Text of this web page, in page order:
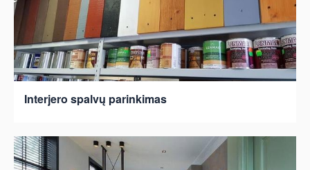
Interjero spalvų parinkimas